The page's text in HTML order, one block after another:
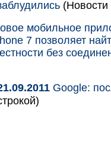
(Новости
мобильное
7 позволяет
без
Google: